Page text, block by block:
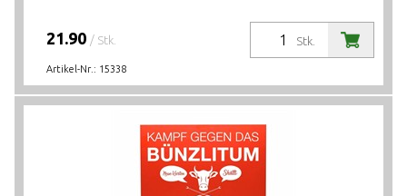
Stk.
21.90 / Stk.
Artikel-Nr.: 15338